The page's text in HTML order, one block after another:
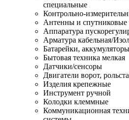
специальные
Контрольно-
Антенны и спутниковые
Аппаратура
Арматура кабельная/
Батарейки,
Бытовая техника мелкая
Датчики/сенсоры
Двигатели ворот,
Изделия крепежные
Инструмент ручной
Колодки клеммные
Коммуникационная